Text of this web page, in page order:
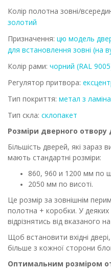
Колір полотна зовні/
золотий
Призначення: цю модель
для встановлення зовні (на
Колір рами: чорний (RAL
Регулятор притвора:
Тип покриття: метал з
Тип скла: склопакет
Розміри дверного
Більшість дверей, які зараз
мають стандартні розміри:
860, 960 и 1200 мм по
2050 мм по висоті.
Це розмір за зовнішнім
полотна + коробки. У
відрізнятись від вказаного
Щоб встановити вхідні
більше з кожної сторони
Оптимальним розміром